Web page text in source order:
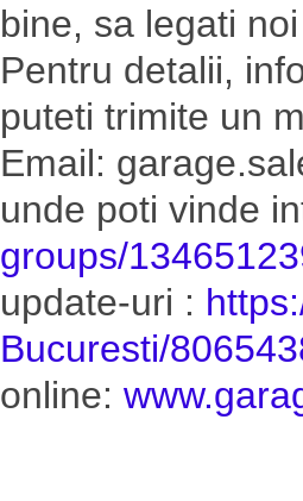
bine, sa legati
Pentru detalii,
puteti trimite un
Email:
unde poti vinde
groups/
update-uri :
Bucuresti/
online: